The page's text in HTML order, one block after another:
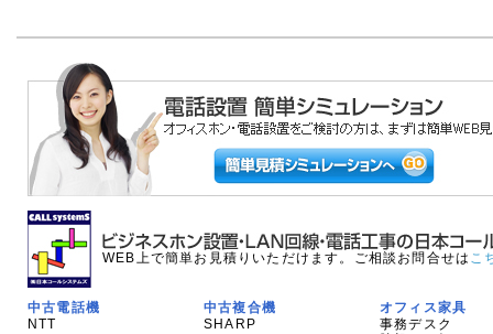
WEB上で簡単お見積りいただけます。ご相談お問合せは こ
中古電話機
NTT
中古複合機
SHARP
オフィス家具
事務デスク